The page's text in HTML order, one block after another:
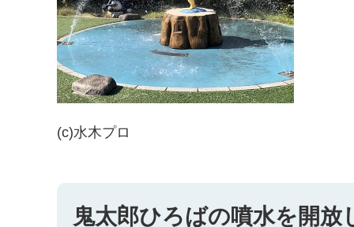
(c)水木プロ
鬼太郎ひろばの噴水を開放